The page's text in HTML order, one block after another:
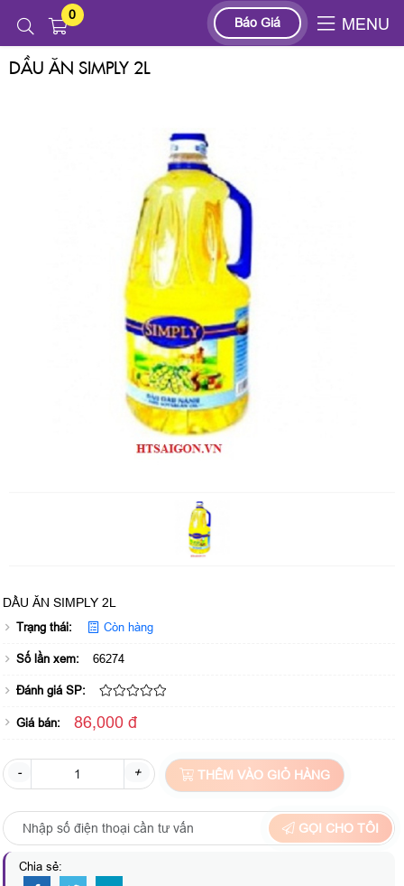
0
Báo Giá MENU
Sản phẩm THỰC PHẨM, GIA VỊ DẦU ĂN SIMPLY 2L
DẦU ĂN SIMPLY 2L
DẦU ĂN SIMPLY 2L
Trạng thái: Còn hàng
Số lần xem: 66274
Đánh giá SP:
Giá bán: 86,000 đ
- + THÊM VÀO GIỎ HÀNG
GỌI CHO TÔI
Chia sẻ: